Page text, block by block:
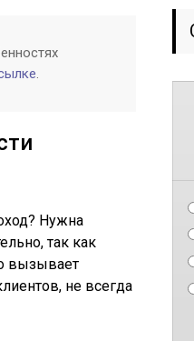
.
Нужна
так как
вызывает
не всегда